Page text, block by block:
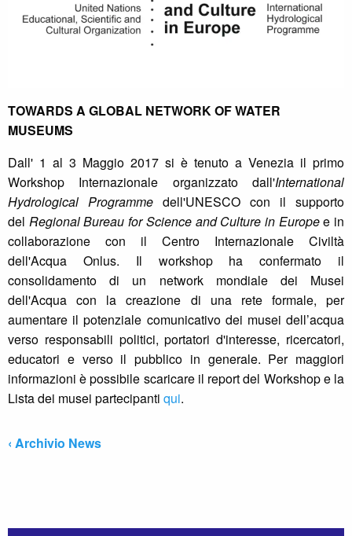
TOWARDS A GLOBAL NETWORK OF WATER
MUSEUMS
Dall' 1 al 3 Maggio 2017 si è tenuto a Venezia il primo
Workshop Internazionale organizzato dall'International
Hydrological Programme dell'UNESCO con il supporto
del Regional Bureau for Science and Culture in Europee in
collaborazione con il Centro Internazionale Civiltà
dell'Acqua Onlus. Il workshop ha confermato il
consolidamento di un network mondiale dei Musei
dell'Acqua con la creazione di una rete formale, per
aumentare il potenziale comunicativo dei musei dell’acqua
verso responsabili politici, portatori d'interesse, ricercatori,
educatori e verso il pubblico in generale. Per maggiori
informazioni è possibile scaricare il report del Workshop e la
Lista dei musei partecipanti qui.
‹ Archivio News